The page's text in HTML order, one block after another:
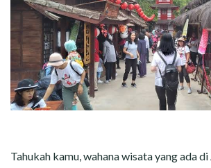
Tahukah kamu, wahana wisata yang ada